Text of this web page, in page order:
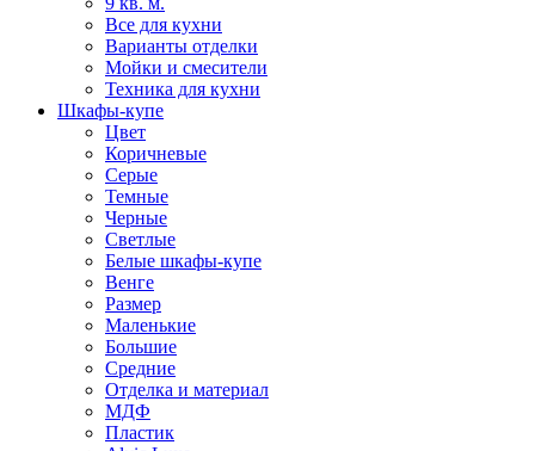
Все для кухни
Варианты отделки
Мойки и смесители
Техника для кухни
Шкафы-купе
Цвет
Коричневые
Серые
Темные
Черные
Светлые
Белые шкафы-купе
Венге
Размер
Маленькие
Большие
Средние
Отделка и материал
МДФ
Пластик